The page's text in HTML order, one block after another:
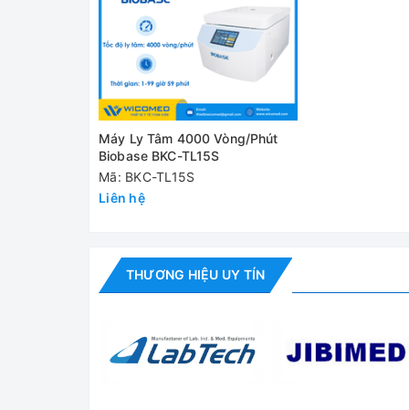
Khối lượng tịnh
/ tổng (kg)
50/55
Cung cấp bao gồm:
✅Máy ly tâm BKC-TL15S
✅ Bộ phụ kiện tiêu chuẩn
✅ Hướng dẫn sử dụng
Máy Ly Tâm 4000 Vòng/Phút
Biobase BKC-TL15S
Mã: BKC-TL15S
Liên hệ
THƯƠNG HIỆU UY TÍN